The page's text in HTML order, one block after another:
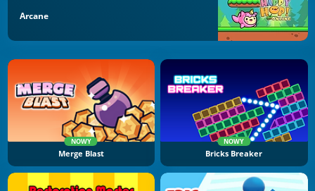
Arcane
NOWY
Merge Blast
NOWY
Bricks Breaker